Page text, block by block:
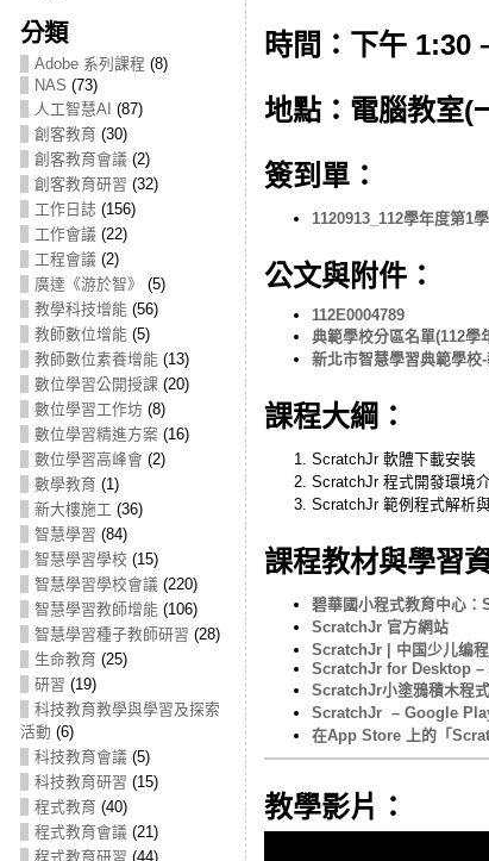
分類
Adobe 系列課程 (8)
NAS (73)
人工智慧AI (87)
創客教育 (30)
創客教育會議 (2)
創客教育研習 (32)
工作日誌 (156)
工作會議 (22)
工程會議 (2)
廣達《游於智》
(5)
教學科技增能(56)
教師數位增能(5)
教師數位素養增能(13)
數位學習公開授課 (20)
數位學習工作坊(8)
數位學習精進方案 (16)
數位學習高峰會 (2)
數學教育 (1)
新大樓施工 (36)
智慧學習 (84)
智慧學習學校 (15)
智慧學習學校會議 (220)
智慧學習教師增能(106)
智慧學習種子教師研習 (28)
生命教育 (25)
研習 (19)
科技教育教學與學習及探索
活動 (6)
科技教育會議 (5)
科技教育研習 (15)
程式教育 (40)
程式教育會議 (21)
程式教育研習 (44)
時間：下午 1:30
地點：電腦教室(
簽到單：
1120913_112學年度第1
公文與附件：
112E0004789
典範學校分區名單(112學
新北市智慧學習典範學校
課程大綱：
ScratchJr 軟體下載安裝
ScratchJr 程式開發環境
ScratchJr 範例程式解析
課程教材與學習
碧華國小程式教育中心
ScratchJr 官方網站
ScratchJr | 中国少儿编
ScratchJr for Desktop
ScratchJr小塗鴉積木程
ScratchJr – Google
在App Store 上的「
教學影片：